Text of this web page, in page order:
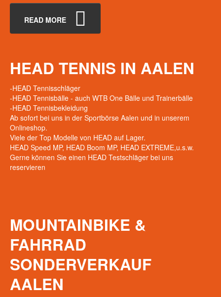
READ MORE
HEAD TENNIS IN AALEN
-HEAD Tennisschläger
-HEAD Tennisbälle - auch WTB One Bälle und Trainerbälle
-HEAD Tennisbekleidung
Ab sofort bei uns in der Sportbörse Aalen und in unserem
Onlineshop.
Viele der Top Modelle von HEAD auf Lager.
HEAD Speed MP, HEAD Boom MP, HEAD EXTREME,u.s.w.
Gerne können Sie einen HEAD Testschläger bei uns
reservieren
MOUNTAINBIKE &
FAHRRAD
SONDERVERKAUF
AALEN